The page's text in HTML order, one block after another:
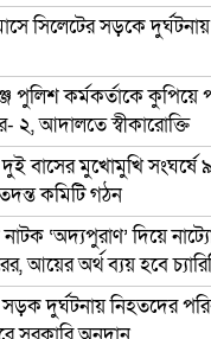
সিলেটের সড়কে
পুলিশ কর্মকর্তাকে কুপিয়ে
২, আদালতে স্বীকারোক্তি
দুই বাসের মুখোমুখি সংঘর্ষে
কমিটি গঠন
‘অদ্যপুরাণ’ দিয়ে
আয়ের অর্থ ব্যয় হবে
সড়ক দুর্ঘটনায় নিহতদের